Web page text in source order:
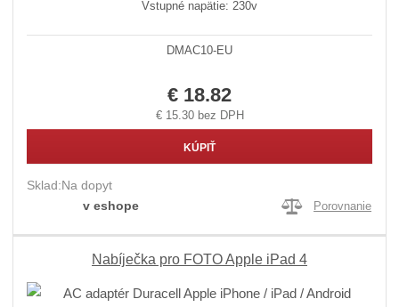
Vstupné napätie: 230v
DMAC10-EU
€ 18.82
€ 15.30 bez DPH
KÚPIŤ
Sklad:Na dopyt
v eshope
Porovnanie
Nabíječka pro FOTO Apple iPad 4